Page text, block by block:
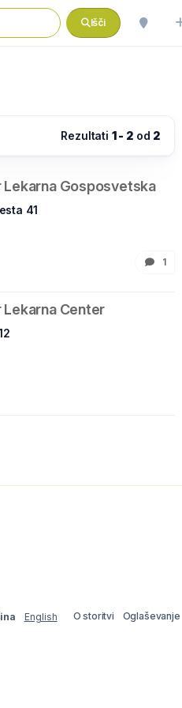
Išči
Rezultati 1 - 2od 2
Lekarna Gosposvetska
41
1
Center
O storitvi Oglaševanje
English